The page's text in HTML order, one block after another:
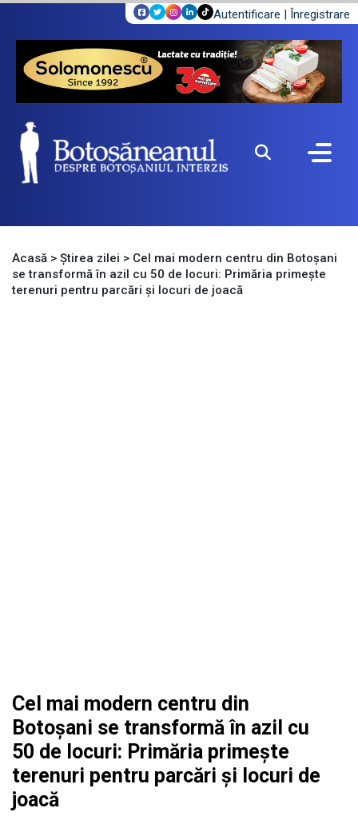
Autentificare | Înregistrare
Acasă > Știrea zilei > Cel mai modern centru din Botoșani
se transformă în azil cu 50 de locuri: Primăria primește
terenuri pentru parcări și locuri de joacă
Cel mai modern centru din
Botoșani se transformă în azil cu
50 de locuri: Primăria primește
terenuri pentru parcări și locuri de
joacă